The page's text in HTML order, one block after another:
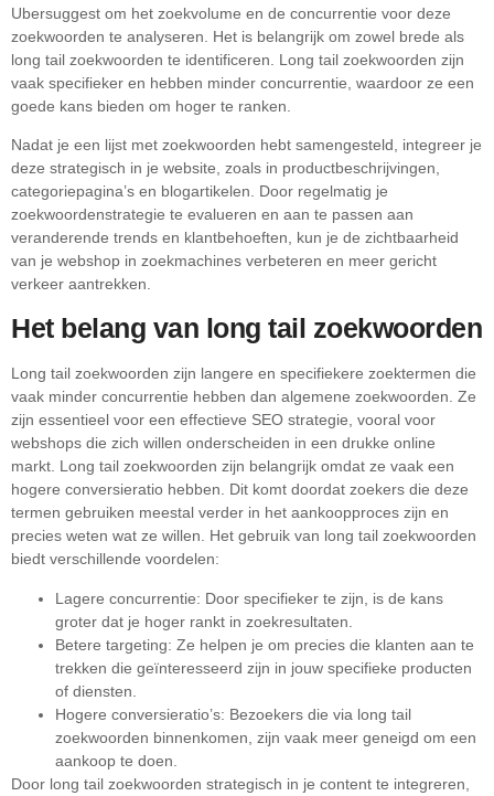
Ubersuggest om het zoekvolume en de concurrentie voor deze
zoekwoorden te analyseren. Het is belangrijk om zowel brede als
long tail zoekwoorden te identificeren. Long tail zoekwoorden zijn
vaak specifieker en hebben minder concurrentie, waardoor ze een
goede kans bieden om hoger te ranken.
Nadat je een lijst met zoekwoorden hebt samengesteld, integreer je
deze strategisch in je website, zoals in productbeschrijvingen,
categoriepagina’s en blogartikelen. Door regelmatig je
zoekwoordenstrategie te evalueren en aan te passen aan
veranderende trends en klantbehoeften, kun je de zichtbaarheid
van je webshop in zoekmachines verbeteren en meer gericht
verkeer aantrekken.
Het belang van long tail zoekwoorden
Long tail zoekwoorden zijn langere en specifiekere zoektermen die
vaak minder concurrentie hebben dan algemene zoekwoorden. Ze
zijn essentieel voor een effectieve SEO strategie, vooral voor
webshops die zich willen onderscheiden in een drukke online
markt. Long tail zoekwoorden zijn belangrijk omdat ze vaak een
hogere conversieratio hebben. Dit komt doordat zoekers die deze
termen gebruiken meestal verder in het aankoopproces zijn en
precies weten wat ze willen. Het gebruik van long tail zoekwoorden
biedt verschillende voordelen:
Lagere concurrentie: Door specifieker te zijn, is de kans
groter dat je hoger rankt in zoekresultaten.
Betere targeting: Ze helpen je om precies die klanten aan te
trekken die geïnteresseerd zijn in jouw specifieke producten
of diensten.
Hogere conversieratio’s: Bezoekers die via long tail
zoekwoorden binnenkomen, zijn vaak meer geneigd om een
aankoop te doen.
Door long tail zoekwoorden strategisch in je content te integreren,